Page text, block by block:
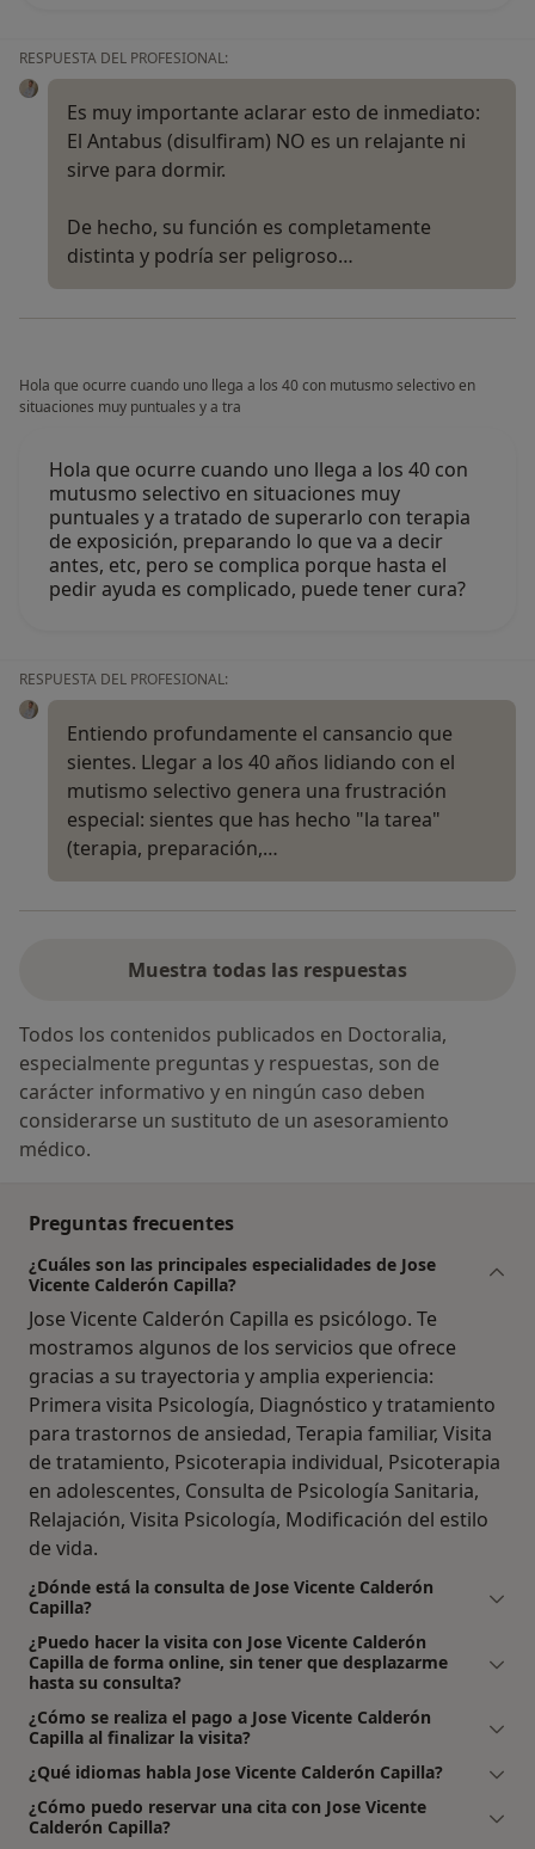
RESPUESTA DEL PROFESIONAL:
Es muy importante aclarar esto de inmediato:
El Antabus (disulfiram) NO es un relajante ni
sirve para dormir.
De hecho, su función es completamente
distinta y podría ser peligroso…
Hola que ocurre cuando uno llega a los 40 con mutusmo selectivo en
situaciones muy puntuales y a tra
Hola que ocurre cuando uno llega a los 40 con
mutusmo selectivo en situaciones muy
puntuales y a tratado de superarlo con terapia
de exposición, preparando lo que va a decir
antes, etc, pero se complica porque hasta el
pedir ayuda es complicado, puede tener cura?
RESPUESTA DEL PROFESIONAL:
Entiendo profundamente el cansancio que
sientes. Llegar a los 40 años lidiando con el
mutismo selectivo genera una frustración
especial: sientes que has hecho "la tarea"
(terapia, preparación,…
Muestra todas las respuestas
Todos los contenidos publicados en Doctoralia,
especialmente preguntas y respuestas, son de
carácter informativo y en ningún caso deben
considerarse un sustituto de un asesoramiento
médico.
Preguntas frecuentes
¿Cuáles son las principales especialidades de Jose
Vicente Calderón Capilla?
Jose Vicente Calderón Capilla es psicólogo. Te
mostramos algunos de los servicios que ofrece
gracias a su trayectoria y amplia experiencia:
Primera visita Psicología, Diagnóstico y tratamiento
para trastornos de ansiedad, Terapia familiar, Visita
de tratamiento, Psicoterapia individual, Psicoterapia
en adolescentes, Consulta de Psicología Sanitaria,
Relajación, Visita Psicología, Modificación del estilo
de vida.
¿Dónde está la consulta de Jose Vicente Calderón
Capilla?
¿Puedo hacer la visita con Jose Vicente Calderón
Capilla de forma online, sin tener que desplazarme
hasta su consulta?
¿Cómo se realiza el pago a Jose Vicente Calderón
Capilla al finalizar la visita?
¿Qué idiomas habla Jose Vicente Calderón Capilla?
¿Cómo puedo reservar una cita con Jose Vicente
Calderón Capilla?